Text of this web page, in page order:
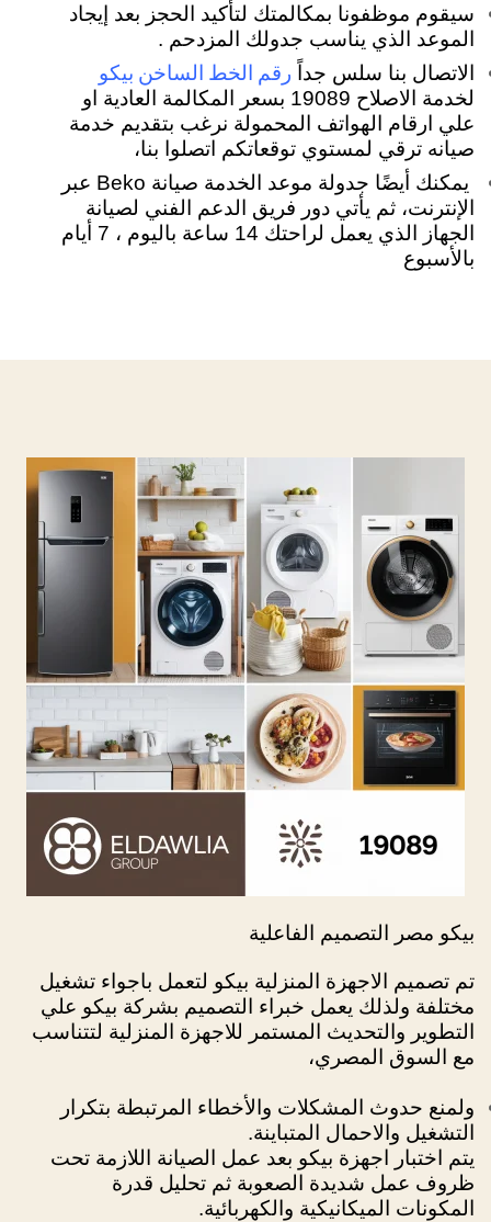
سيقوم موظفونا بمكالمتك لتأكيد الحجز بعد إيجاد
الموعد الذي يناسب جدولك المزدحم .
الاتصال بنا سلس جداً رقم الخط الساخن بيكو
لخدمة الاصلاح 19089 بسعر المكالمة العادية او
علي ارقام الهواتف المحمولة نرغب بتقديم خدمة
صيانه ترقي لمستوي توقعاتكم اتصلوا بنا،
يمكنك أيضًا جدولة موعد الخدمة صيانة Beko عبر
الإنترنت، ثم يأتي دور فريق الدعم الفني لصيانة
الجهاز الذي يعمل لراحتك 14 ساعة باليوم ، 7 أيام
بالأسبوع
بيكو مصر التصميم الفاعلية
تم تصميم الاجهزة المنزلية بيكو لتعمل باجواء تشغيل
مختلفة ولذلك يعمل خبراء التصميم بشركة بيكو علي
التطوير والتحديث المستمر للاجهزة المنزلية لتتناسب
مع السوق المصري،
ولمنع حدوث المشكلات والأخطاء المرتبطة بتكرار
التشغيل والاحمال المتباينة.
يتم اختبار اجهزة بيكو بعد عمل الصيانة اللازمة تحت
ظروف عمل شديدة الصعوبة ثم تحليل قدرة
المكونات الميكانيكية والكهربائية.